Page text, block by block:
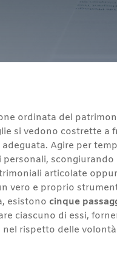
ordinata del
si vedono costrette a
Agire per
personali, scongiurando
articolate
vero e proprio
esistono cinque
ciascuno di essi,
rispetto delle